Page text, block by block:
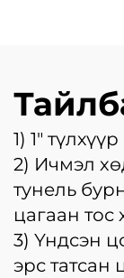
1) 1" түлхүүр
2) Ичмэл
тунель
цагаан
3) Үндсэн
эрс татсан